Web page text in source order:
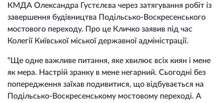
КМДА Олександра Густєлєва через затягування робіт із
завершення будівництва Подільсько-Воскресенського
мостового переходу. Про це Кличко заявив під час
Колегії Київської міської державної адміністрації.
“Ще одне важливе питання, яке хвилює всіх киян і мене
як мера. Настрій зранку в мене негарний. Сьогодні без
попередження заїхав подивитися, що відбувається на
Подільсько-Воскресенському мостовому переході. А